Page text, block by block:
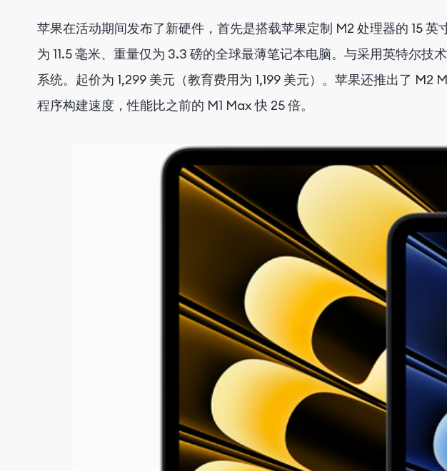
苹果在活动期间发布了新硬件，首先是搭载苹果定制 M2 处理器的 15
为 11.5 毫米、重量仅为 3.3 磅的全球最薄笔记本电脑。与采用英特尔
系统。起价为 1,299 美元（教育费用为 1,199 美元）。苹果还推出了
程序构建速度，性能比之前的 M1 Max 快 25 倍。